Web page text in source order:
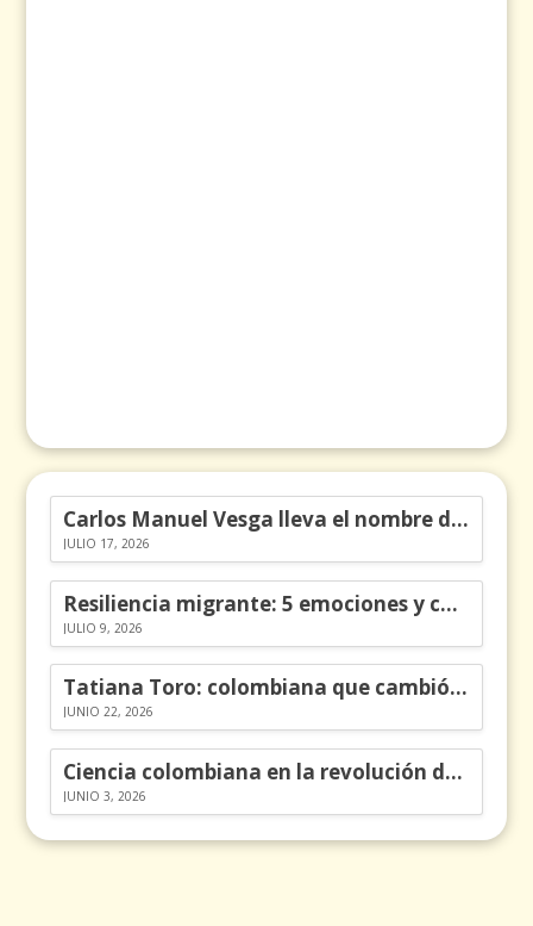
Carlos Manuel Vesga lleva el nombre de Colombia a los Emmy
JULIO 17, 2026
Resiliencia migrante: 5 emociones y cómo gestionarlas
JULIO 9, 2026
Tatiana Toro: colombiana que cambió la historia de las matemáticas
JUNIO 22, 2026
Ciencia colombiana en la revolución de los órganos en chips
JUNIO 3, 2026